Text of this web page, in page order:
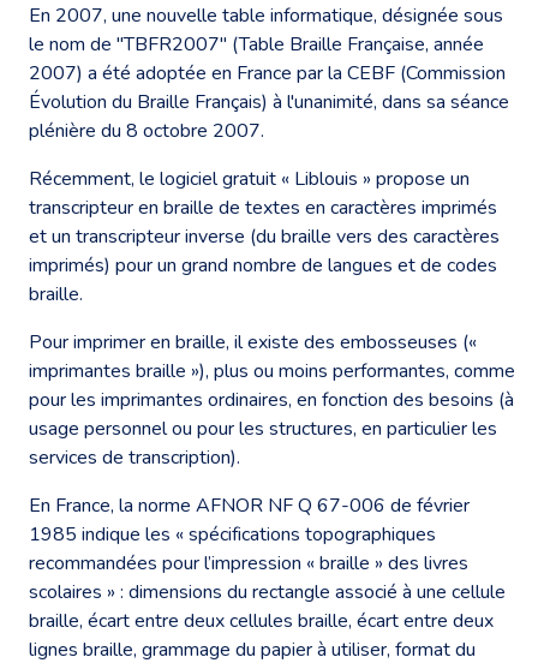
En 2007, une nouvelle table informatique, désignée sous
le nom de "TBFR2007" (Table Braille Française, année
2007) a été adoptée en France par la CEBF (Commission
Évolution du Braille Français) à l'unanimité, dans sa séance
plénière du 8 octobre 2007.
Récemment, le logiciel gratuit « Liblouis » propose un
transcripteur en braille de textes en caractères imprimés
et un transcripteur inverse (du braille vers des caractères
imprimés) pour un grand nombre de langues et de codes
braille.
Pour imprimer en braille, il existe des embosseuses («
imprimantes braille »), plus ou moins performantes, comme
pour les imprimantes ordinaires, en fonction des besoins (à
usage personnel ou pour les structures, en particulier les
services de transcription).
En France, la norme AFNOR NF Q 67-006 de février
1985 indique les « spécifications topographiques
recommandées pour l’impression « braille » des livres
scolaires » : dimensions du rectangle associé à une cellule
braille, écart entre deux cellules braille, écart entre deux
lignes braille, grammage du papier à utiliser, format du